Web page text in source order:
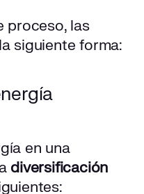
proceso, las
siguiente forma:
en una
diversificación